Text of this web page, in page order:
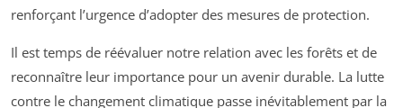
renforçant l’urgence d’adopter des mesures de protection.
Il est temps de réévaluer notre relation avec les forêts et de
reconnaître leur importance pour un avenir durable. La lutte
contre le changement climatique passe inévitablement par la